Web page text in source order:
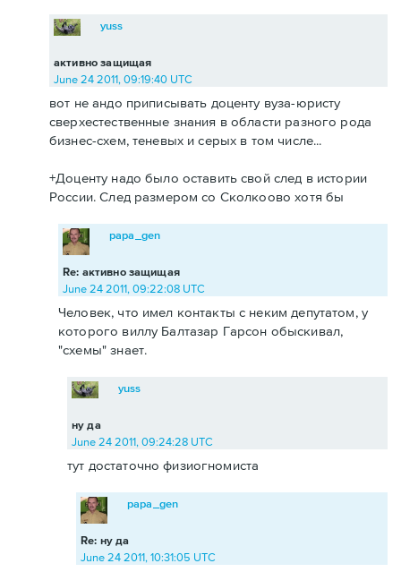
активно защищая
yuss
June 24 2011, 09:19:40 UTC
вот не андо приписывать доценту вуза-юристу
сверхестественные знания в области разного рода
бизнес-схем, теневых и серых в том числе...
+Доценту надо было оставить свой след в истории
России. След размером со Сколкоово хотя бы
Re: активно защищая
papa_gen
June 24 2011, 09:22:08 UTC
Человек, что имел контакты с неким депутатом, у
которого виллу Балтазар Гарсон обыскивал,
"схемы" знает.
ну да
yuss
June 24 2011, 09:24:28 UTC
тут достаточно физиогномиста
Re: ну да
papa_gen
June 24 2011, 10:31:05 UTC